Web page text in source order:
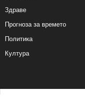
Здраве
Прогноза за времето
Политика
Култура